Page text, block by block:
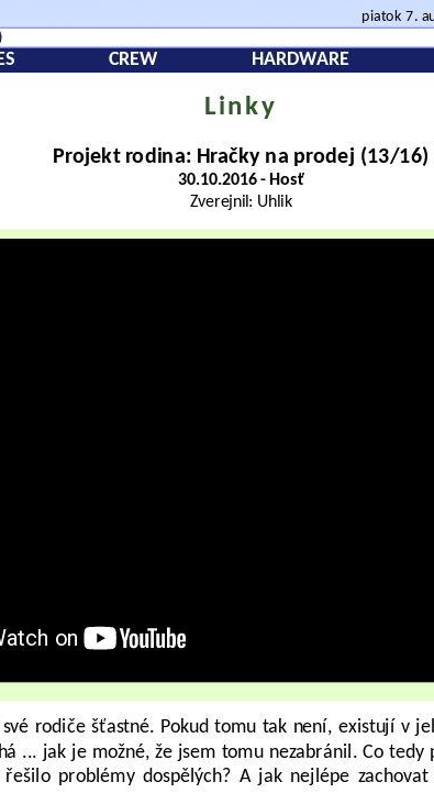
piatok 7.
CREW HARDWARE
Linky
Projekt rodina: Hračky na prodej (13/16)
30.10.2016 - Hosť
Zverejnil: Uhlik
rodiče šťastné. Pokud tomu tak není, existují v
... jak je možné, že jsem tomu nezabránil. Co tedy
řešilo problémy dospělých? A jak nejlépe